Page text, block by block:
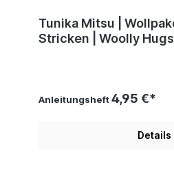
Tunika Mitsu | Wollpaket mit Lace |
Stricken | Woolly Hugs
Anleitungsheft4,95 €*
Details